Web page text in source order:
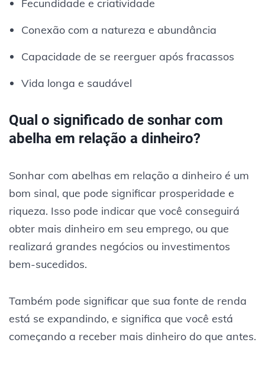
Fecundidade e criatividade
Conexão com a natureza e abundância
Capacidade de se reerguer após fracassos
Vida longa e saudável
Qual o significado de sonhar com
abelha em relação a dinheiro?
Sonhar com abelhas em relação a dinheiro é um
bom sinal, que pode significar prosperidade e
riqueza. Isso pode indicar que você conseguirá
obter mais dinheiro em seu emprego, ou que
realizará grandes negócios ou investimentos
bem-sucedidos.
Também pode significar que sua fonte de renda
está se expandindo, e significa que você está
começando a receber mais dinheiro do que antes.